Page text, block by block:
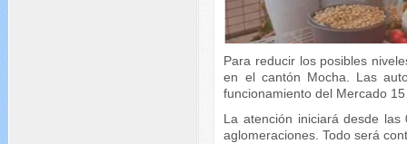
Para reducir los posibles
en el cantón Mocha. Las
funcionamiento del Mercado
La atención iniciará desde
aglomeraciones. Todo será